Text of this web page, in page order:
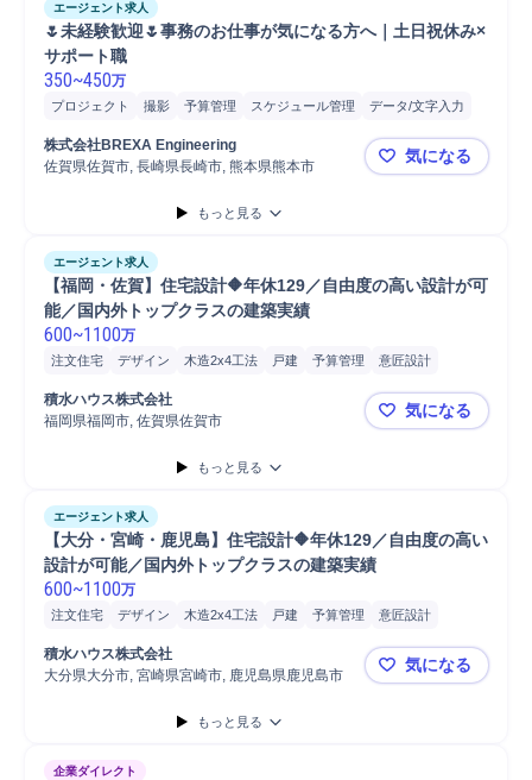
エージェント求人
🌷未経験歓迎🌷事務のお仕事が気になる方へ｜土日祝休み×
サポート職
350~450万
プロジェクト 撮影 予算管理 スケジュール管理
データ/文字入力
請求
発注
株式会社BREXA Engineering
佐賀県佐賀市, 長崎県長崎市, 熊本県熊本市
🌷未経験歓
気になる
もっと見る
エージェント求人
【福岡・佐賀】住宅設計🔶年休129／自由度の高い設計が可
能／国内外トップクラスの建築実績
600~1100万
注文住宅 デザイン 木造2x4工法 戸建 予算管理
意匠設計
実施設計
戸建設計
木造在来工法意匠設計
木造在来工法設計
基本設計
積水ハウス株式会社
福岡県福岡市, 佐賀県佐賀市
【福岡・佐
気になる
もっと見る
エージェント求人
【大分・宮崎・鹿児島】住宅設計🔶年休129／自由度の高い
設計が可能／国内外トップクラスの建築実績
600~1100万
注文住宅 デザイン 木造2x4工法 戸建 予算管理
意匠設計
実施設計
戸建設計
木造在来工法意匠設計
木造在来工法設計
基本設計
積水ハウス株式会社
大分県大分市, 宮崎県宮崎市, 鹿児島県鹿児島市
【大分・宮
気になる
もっと見る
企業ダイレクト